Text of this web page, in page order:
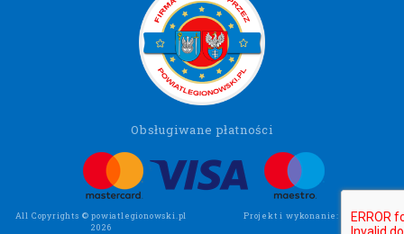
Obsługiwane płatności
All Copyrights © powiatlegionowski.pl
2026
Projekt i wykonanie: Wee Click